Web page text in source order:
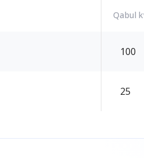
Qabul
100
25